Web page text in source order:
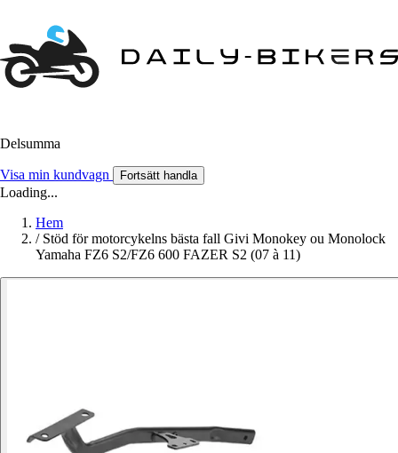
Delsumma
Visa min kundvagn Fortsätt handla
Loading...
Hem
/ Stöd för motorcykelns bästa fall Givi Monokey ou Monolock
Yamaha FZ6 S2/FZ6 600 FAZER S2 (07 à 11)